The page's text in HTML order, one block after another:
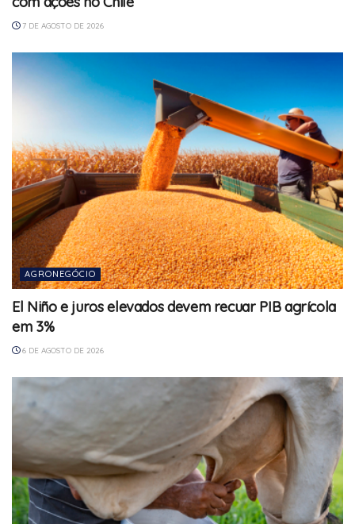
7 DE AGOSTO DE 2026
AGRONEGÓCIO
El Niño e juros elevados devem recuar PIB agrícola
em 3%
6 DE AGOSTO DE 2026